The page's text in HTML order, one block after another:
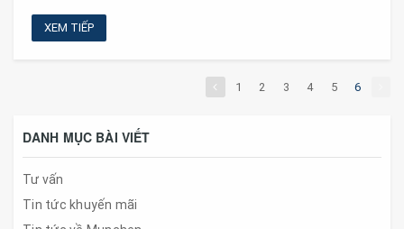
XEM TIẾP
1 2 3 4 5 6
DANH MỤC BÀI VIẾT
Tư vấn
Tin tức khuyến mãi